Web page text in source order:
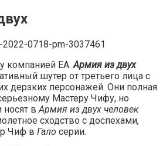
компанией EA.Армия из двух
шутер от третьего лица с
дерзких персонажей. Они полная
Мастеру Чифу, но
носят вАрмия из двух человек
сходство с доспехами,
Чиф в Гало серии.